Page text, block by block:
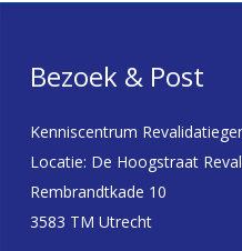
Bezoek & Post
Kenniscentrum
Locatie: De Hoogstraat
Rembrandtkade 10
3583 TM Utrecht